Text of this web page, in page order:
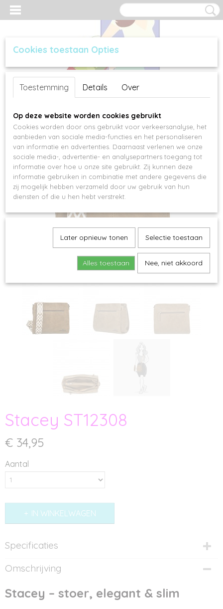
Inloggen Registreren
Stacey ST12308
€ 34,95
Aantal
IN WINKELWAGEN
Specificaties
Productcode
ST12308
24 x 9 x 20 cm
Omschrijving
Stacey – stoer, elegant & slim
Cookies toestaan Opties
Toestemming Details Over
Op deze website worden cookies gebruikt
Cookies worden door ons gebruikt voor verkeersanalyse, het
aanbieden van sociale media-functies en het personaliseren
van informatie en advertenties. Daarnaast verlenen we onze
sociale media-, advertentie- en analysepartners toegang tot
informatie over hoe u onze site gebruikt. Zij kunnen deze
informatie gebruiken in combinatie met andere gegevens die
zij mogelijk hebben verzameld door uw gebruik van hun
diensten of die u hen hebt verstrekt.
Later opnieuw tonen Selectie toestaan
Alles toestaan Nee, niet akkoord